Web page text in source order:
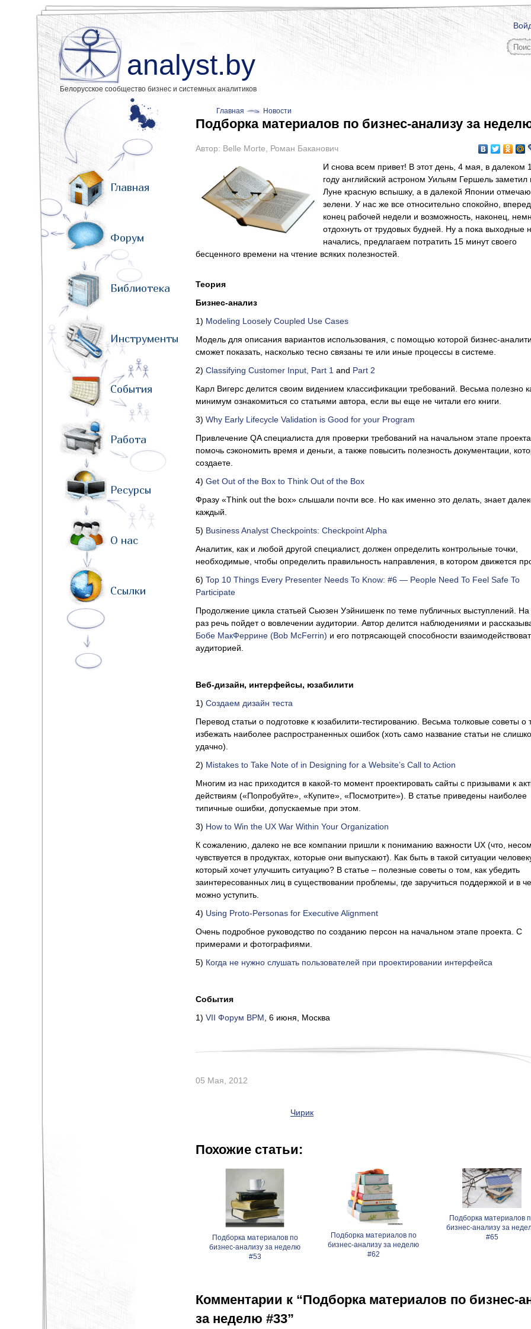
analyst.by
Белорусское сообщество бизнес и системных аналитиков
Главная
Форум
Библиотека
Инструменты
События
Работа
Ресурсы
О нас
Ссылки
Главная Новости
Подборка материалов по бизнес-анализу за
Автор: Belle Morte
Роман Баканович
И снова всем привет! В этот день, 4 мая, в далеком
году английский астроном Уильям Гершель заметил
Луне красную вспышку, а в далекой Японии
зелени. У нас же все относительно спокойно,
конец рабочей недели и возможность, наконец,
отдохнуть от трудовых будней. Ну а пока выходные
начались, предлагаем потратить 15 минут своего
бесценного времени на чтение всяких полезностей.
Теория
Бизнес-анализ
1) Modeling Loosely Coupled Use Cases
Модель для описания вариантов использования, с помощью которой бизнес-
сможет показать, насколько тесно связаны те или иные процессы в системе.
2) Classifying Customer Input, Part 1 and Part 2
Карл Вигерс делится своим видением классификации требований. Весьма полезно
минимум ознакомиться со статьями автора, если вы еще не читали его книги.
3) Why Early Lifecycle Validation is Good for your Program
Привлечение QA специалиста для проверки требований на начальном этапе
помочь сэкономить время и деньги, а также повысить полезность документации,
создаете.
4) Get Out of the Box to Think Out of the Box
Фразу «Think out the box» слышали почти все. Но как именно это делать, знает
каждый.
5) Business Analyst Checkpoints: Checkpoint Alpha
Аналитик, как и любой другой специалист, должен определить контрольные точки,
необходимые, чтобы определить правильность направления, в котором движется
6) Top 10 Things Every Presenter Needs To Know: #6 — People Need To Feel Safe To
Participate
Продолжение цикла статьей Сьюзен Уэйнишенк по теме публичных выступлений. На
раз речь пойдет о вовлечении аудитории. Автор делится наблюдениями и
Бобе МакФеррине (Bob McFerrin) и его потрясающей способности
аудиторией.
Веб-дизайн, интерфейсы, юзабилити
1) Создаем дизайн теста
Перевод статьи о подготовке к юзабилити-тестированию. Весьма толковые советы о
избежать наиболее распространенных ошибок (хоть само название статьи не
удачно).
2) Mistakes to Take Note of in Designing for a Website’s Call to Action
Многим из нас приходится в какой-то момент проектировать сайты с призывами к
действиям («Попробуйте», «Купите», «Посмотрите»). В статье приведены наиболее
типичные ошибки, допускаемые при этом.
3) How to Win the UX War Within Your Organization
К сожалению, далеко не все компании пришли к пониманию важности UX (что,
чувствуется в продуктах, которые они выпускают). Как быть в такой ситуации
который хочет улучшить ситуацию? В статье – полезные советы о том, как убедить
заинтересованных лиц в существовании проблемы, где заручиться поддержкой и в
можно уступить.
4) Using Proto-Personas for Executive Alignment
Очень подробное руководство по созданию персон на начальном этапе проекта. С
примерами и фотографиями.
5) Когда не нужно слушать пользователей при проектировании интерфейса
События
1) VII Форум BPM , 6 июня, Москва
05 Мая, 2012
Чирик
Похожие статьи:
Подборка материалов по
бизнес-анализу за неделю
#53
Подборка материалов по
бизнес-анализу за неделю
#62
Подборка материалов
бизнес-анализу за
#65
Комментарии к “Подборка материалов по бизнес-
за неделю #33”